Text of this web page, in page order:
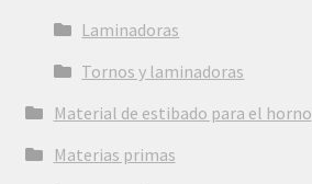
Laminadoras
Tornos y laminadoras
Material de estibado para el horno
Materias primas